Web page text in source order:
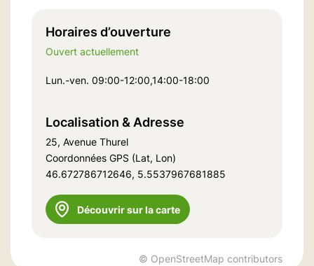
Horaires d’ouverture
Ouvert actuellement
Lun.-ven. 09:00-12:00,14:00-18:00
Localisation & Adresse
25, Avenue Thurel
Coordonnées GPS (Lat, Lon)
46.672786712646, 5.5537967681885
Découvrir sur la carte
© OpenStreetMap contributors